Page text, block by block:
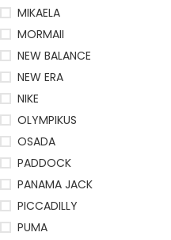
MIKAELA
MORMAII
NEW BALANCE
NEW ERA
NIKE
OLYMPIKUS
OSADA
PADDOCK
PANAMA JACK
PICCADILLY
PUMA